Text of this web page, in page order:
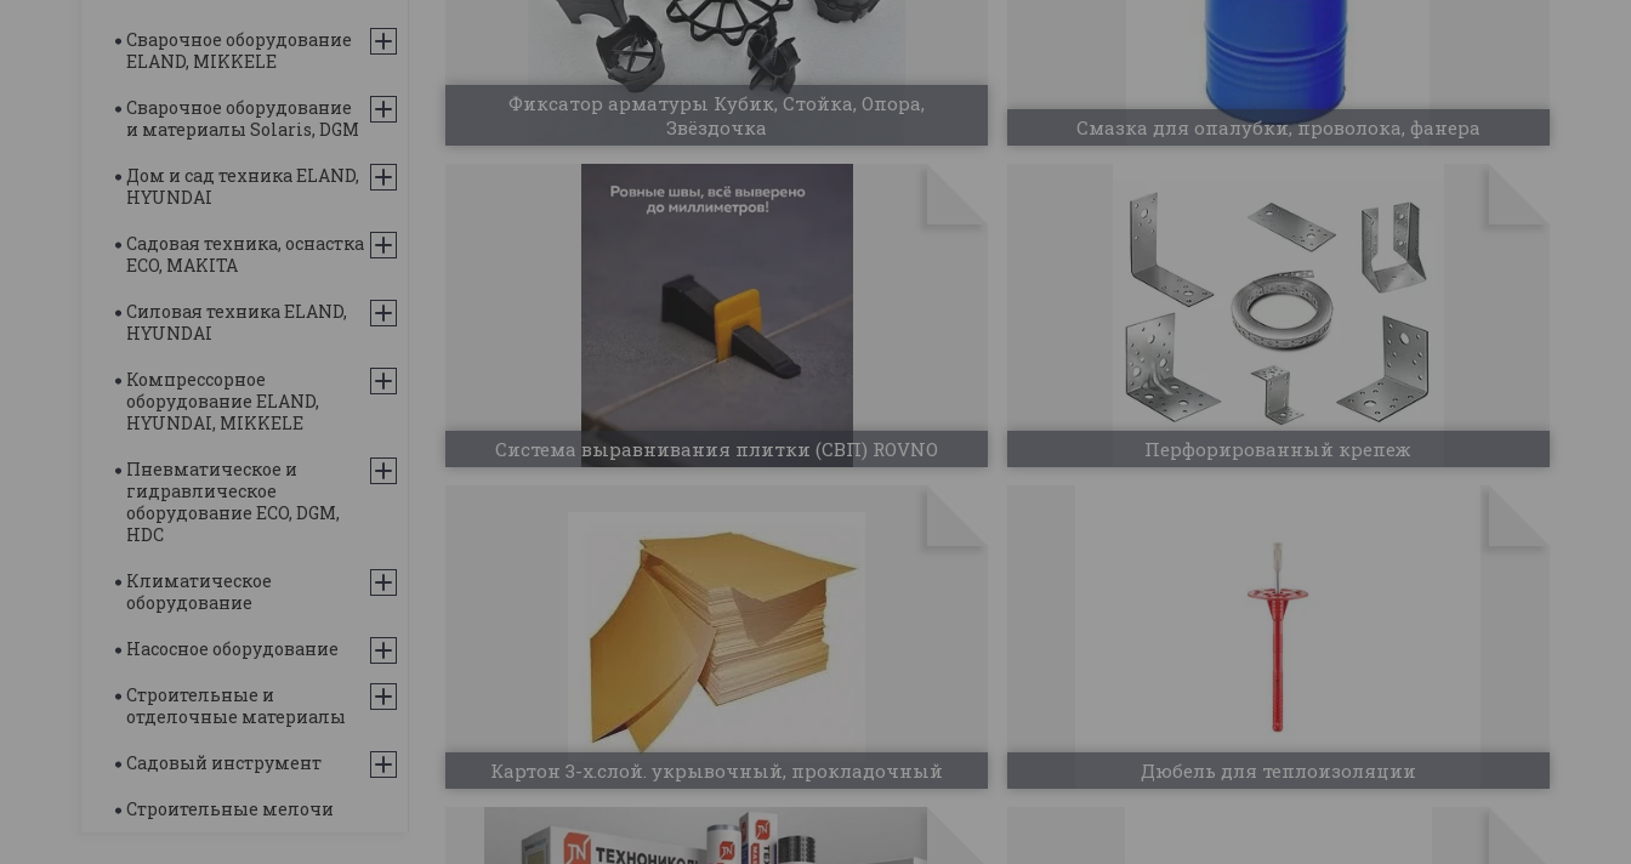
Фиксатор арматуры Кубик, Стойка, Опора,
Звёздочка
Смазка для опалубки, проволока, фанера
Система выравнивания плитки (СВП) ROVNO Перфорированный крепеж
Картон 3-х.слой. укрывочный, прокладочный Дюбель для теплоизоляции
Сварочное оборудование
ELAND, MIKKELE
Сварочное оборудование
и материалы Solaris, DGM
Дом и сад техника ELAND,
HYUNDAI
Садовая техника, оснастка
ECO, MAKITA
Силовая техника ELAND,
HYUNDAI
Компрессорное
оборудование ELAND,
HYUNDAI, MIKKELE
Пневматическое и
гидравлическое
оборудование ECO, DGM,
HDC
Климатическое
оборудование
Насосное оборудование
Строительные и
отделочные материалы
Садовый инструмент
Строительные мелочи